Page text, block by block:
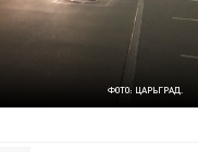
ФОТО: ЦАРЬГРАД.